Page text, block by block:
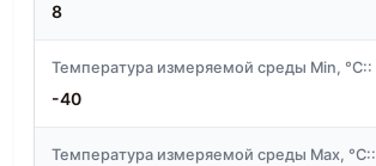
8
Температура измеряемой среды Min, °C::
-40
Температура измеряемой среды Max, °C::